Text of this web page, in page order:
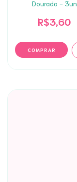
Dourado - 3un
R$3,60